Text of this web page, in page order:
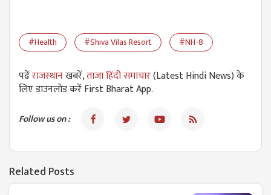
#Health #Shiva Vilas Resort #NH-8
पढेंराजस्थानखबरें,ताजा हिंदी समाचार(Latest Hindi News) के
लिए डाउनलोड करें First Bharat App.
Follow us on :
Related Posts